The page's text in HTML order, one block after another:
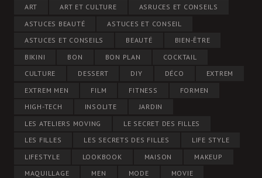
ART ART ET CULTURE
ASRUCES ET CONSEILS
ASTUCES BEAUTÉ
ASTUCES ET CONSEIL
ASTUCES ET CONSEILS
BEAUTÉ
BIEN-ÊTRE
BIKINI
BON BON PLAN
COCKTAIL
CULTURE
DESSERT DIY DÉCO
EXTREM
EXTREM MEN
FILM FITNESS
FORMEN
HIGH-TECH
INSOLITE
JARDIN
LES ATELIERS MOVING
LE SECRET DES FILLES
LES FILLES
LES SECRETS DES FILLES
LIFE STYLE
LIFESTYLE
LOOKBOOK MAISON
MAKEUP
MAQUILLAGE
MEN MODE MOVIE